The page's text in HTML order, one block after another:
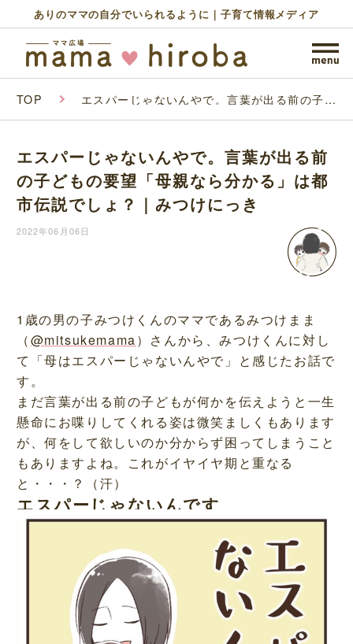
ありのママの自分でいられるように｜子育て情報メディア
TOP エスパーじゃないんやで。言葉が出る前の子ど
ょ？｜みつけにっき
エスパーじゃないんやで。言葉が出る前
の子どもの要望「母親なら分かる」は都
市伝説でしょ？｜みつけにっき
2022年06月06日
1歳の男の子みつけくんのママであるみつけまま
（@mitsukemama）さんから、みつけくんに対し
て「母はエスパーじゃないんやで」と感じたお話で
す。
まだ言葉が出る前の子どもが何かを伝えようと一生
懸命にお喋りしてくれる姿は微笑ましくもあります
が、何をして欲しいのか分からず困ってしまうこと
もありますよね。これがイヤイヤ期と重なる
と・・・？（汗）
エスパーじゃないんです